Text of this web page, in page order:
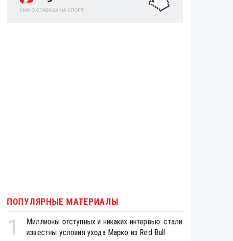
ПОПУЛЯРНЫЕ МАТЕРИАЛЫ
1
Миллионы отступных и никаких интервью: стали
известны условия ухода Марко из Red Bull